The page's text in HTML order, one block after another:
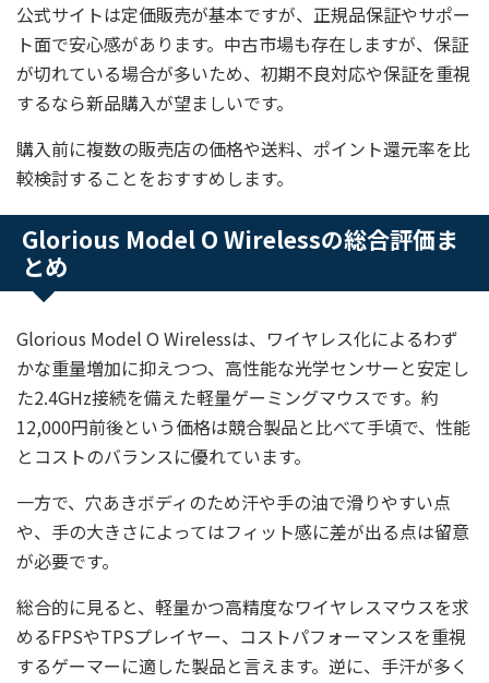
公式サイトは定価販売が基本ですが、正規品保証やサポー
ト面で安心感があります。中古市場も存在しますが、保証
が切れている場合が多いため、初期不良対応や保証を重視
するなら新品購入が望ましいです。
購入前に複数の販売店の価格や送料、ポイント還元率を比
較検討することをおすすめします。
Glorious Model O Wirelessの総合評価ま
とめ
Glorious Model O Wirelessは、ワイヤレス化によるわず
かな重量増加に抑えつつ、高性能な光学センサーと安定し
た2.4GHz接続を備えた軽量ゲーミングマウスです。約
12,000円前後という価格は競合製品と比べて手頃で、性能
とコストのバランスに優れています。
一方で、穴あきボディのため汗や手の油で滑りやすい点
や、手の大きさによってはフィット感に差が出る点は留意
が必要です。
総合的に見ると、軽量かつ高精度なワイヤレスマウスを求
めるFPSやTPSプレイヤー、コストパフォーマンスを重視
するゲーマーに適した製品と言えます。逆に、手汗が多く